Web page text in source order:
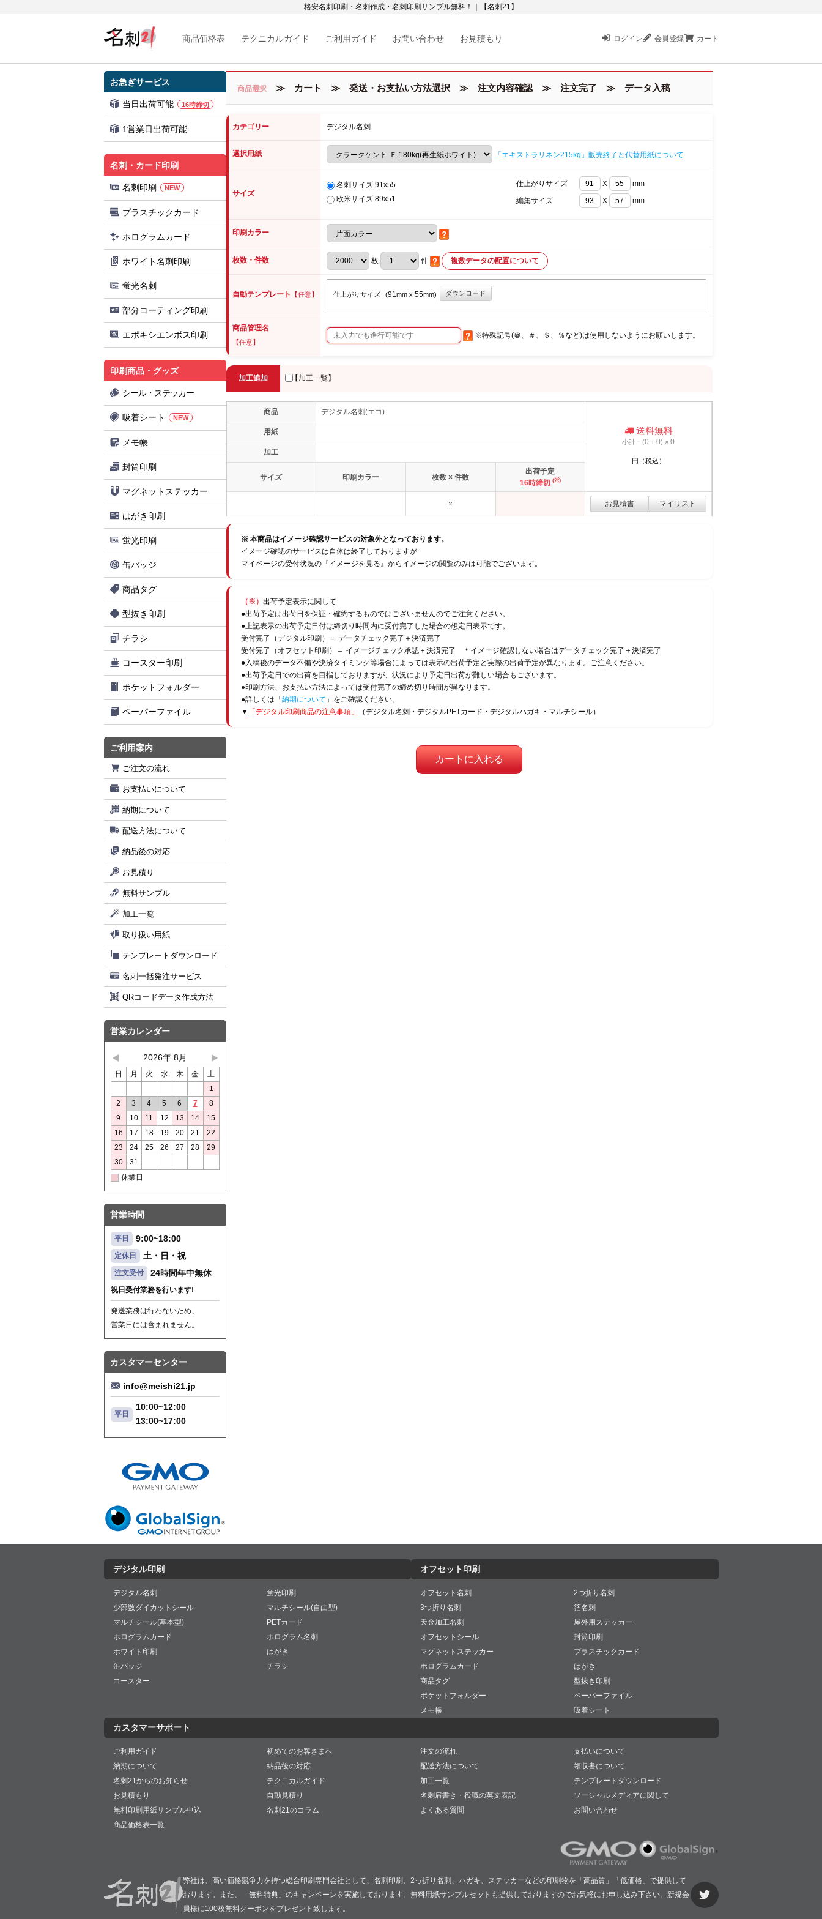
格安名刺印刷・名刺作成・名刺印刷サンプル無料！｜【名刺21】
商品価格表 テクニカルガイド ご利用ガイド お問い合わせ お見積もり ログイン 会員登録 カート
お急ぎサービス
当日出荷可能 16時締切
1営業日出荷可能
名刺・カード印刷
名刺印刷 NEW
プラスチックカード
ホログラムカード
ホワイト名刺印刷
蛍光名刺
部分コーティング印刷
エポキシエンボス印刷
印刷商品・グッズ
シール・ステッカー
吸着シート NEW
メモ帳
封筒印刷
マグネットステッカー
はがき印刷
蛍光印刷
缶バッジ
商品タグ
型抜き印刷
チラシ
コースター印刷
ポケットフォルダー
ペーパーファイル
ご利用案内
ご注文の流れ
お支払いについて
納期について
配送方法について
納品後の対応
お見積り
無料サンプル
加工一覧
取り扱い用紙
テンプレートダウンロード
名刺一括発注サービス
QRコードデータ作成方法
営業カレンダー
2026年 8月
日 月 火 水 木 金
土
1
2
3 4 5 6 7
8
9
10 11 12 13 14
15
16
17 18 19 20 21
22
23
24 25 26 27 28
29
30
31
休業日
営業時間
平日 9:00~18:00
定休日 土・日・祝
注文受付 24時間年中無休
祝日受付業務を行います!
発送業務は行わないため、
営業日には含まれません。
カスタマーセンター
info@meishi21.jp
平日
10:00~12:00
13:00~17:00
商品選択 ≫ カート ≫ 発送・お支払い方法選択 ≫ 注文内容確認 ≫ 注文完了 ≫ データ入稿
カテゴリー デジタル名刺
選択用紙 「エキストラリネン215kg」販売終了と代替用紙について
サイズ
名刺サイズ 91x55
欧米サイズ 89x51
仕上がりサイズ X
mm
編集サイズ
X mm
印刷カラー
枚数・件数 枚 件 複数データの配置について
自動テンプレート 【任意】 仕上がりサイズ (91mm x 55mm) ダウンロード
商品管理名
【任意】
※特殊記号(＠、＃、＄、％など)は使用しないようにお願いします。
加工追加 【加工一覧】
商品 デジタル名刺(エコ)
用紙
加工
サイズ 印刷カラー 枚数 × 件数
出荷予定
16時締切 (※)
×
送料無料
小計：(0 +0) ×0
円（税込）
※ 本商品はイメージ確認サービスの対象外となっております。
イメージ確認のサービスは自体は終了しておりますが
マイページの受付状況の『イメージを見る』からイメージの閲覧のみは可能でございます。
（※） 出荷予定表示に関して
●出荷予定は出荷日を保証・確約するものではございませんのでご注意ください。
●上記表示の出荷予定日付は締切り時間内に受付完了した場合の想定日表示です。
受付完了（デジタル印刷）＝ データチェック完了＋決済完了
受付完了（オフセット印刷）＝ イメージチェック承認＋決済完了 ＊イメージ確認しない場合はデータチェック完了＋決済完了
●入稿後のデータ不備や決済タイミング等場合によっては表示の出荷予定と実際の出荷予定が異なります。ご注意ください。
●出荷予定日での出荷を目指しておりますが、状況により予定日出荷が難しい場合もございます。
●印刷方法、お支払い方法によっては受付完了の締め切り時間が異なります。
●詳しくは「 納期について 」をご確認ください。
▼
「デジタル印刷商品の注意事項」 （デジタル名刺・デジタルPETカード・デジタルハガキ・マルチシール）
デジタル印刷
デジタル名刺
蛍光印刷
少部数ダイカットシール
マルチシール(自由型)
マルチシール(基本型)
PETカード
ホログラムカード
ホログラム名刺
ホワイト印刷
はがき
缶バッジ
チラシ
コースター
オフセット印刷
オフセット名刺
2つ折り名刺
3つ折り名刺
箔名刺
天金加工名刺
屋外用ステッカー
オフセットシール
封筒印刷
マグネットステッカー
プラスチックカード
ホログラムカード
はがき
商品タグ
型抜き印刷
ポケットフォルダー
ペーパーファイル
メモ帳
吸着シート
カスタマーサポート
ご利用ガイド 初めてのお客さまへ 注文の流れ
支払いについて
納期について
納品後の対応 配送方法について
領収書について
名刺21からのお知らせ
テクニカルガイド 加工一覧
テンプレートダウンロード
お見積もり
自動見積り 名刺肩書き・役職の英文表記
ソーシャルメディアに関して
無料印刷用紙サンプル申込
名刺21のコラム よくある質問
お問い合わせ
商品価格表一覧
弊社は、高い価格競争力を持つ総合印刷専門会社として、名刺印刷、2っ折り名刺、ハガキ、ステッカーなどの印刷物を「高品質」「低価格」で提供して
おります。また、「無料特典」のキャンペーンを実施しております。無料用紙サンプルセットも提供しておりますのでお気軽にお申し込み下さい。新規会
員様に100枚無料クーポンをプレゼント致します。